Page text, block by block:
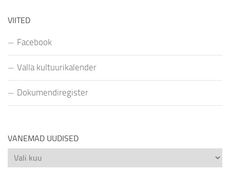
VIITED
Facebook
Valla kultuurikalender
Dokumendiregister
VANEMAD UUDISED
Vanemad
uudised